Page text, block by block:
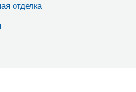
отделка